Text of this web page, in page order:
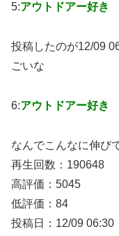
5:アウトドアー好き
投稿したのが12/09
ごいな
6:アウトドアー好き
なんでこんなに伸び
再生回数：190648
高評価：5045
低評価：84
投稿日：12/09 06:30